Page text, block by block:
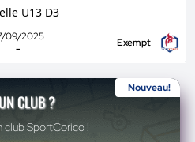
U13 D3
09/2025
-
Exempt
Nouveau!
CLUB ?
club SportCorico !